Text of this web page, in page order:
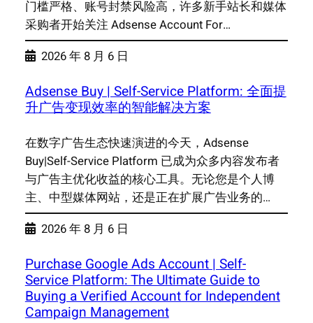
门槛严格、账号封禁风险高，许多新手站长和媒体
采购者开始关注 Adsense Account For…
2026 年 8 月 6 日
Adsense Buy | Self-Service Platform: 全面提
升广告变现效率的智能解决方案
在数字广告生态快速演进的今天，Adsense
Buy|Self-Service Platform 已成为众多内容发布者
与广告主优化收益的核心工具。无论您是个人博
主、中型媒体网站，还是正在扩展广告业务的…
2026 年 8 月 6 日
Purchase Google Ads Account | Self-
Service Platform: The Ultimate Guide to
Buying a Verified Account for Independent
Campaign Management